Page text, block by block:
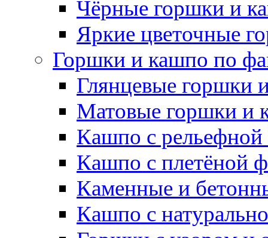
Чёрные горшки и
Яркие цветочные
Горшки и кашпо по
Глянцевые горшки
Матовые горшки и
Кашпо с рельефной
Кашпо с плетёной
Каменные и
Кашпо с